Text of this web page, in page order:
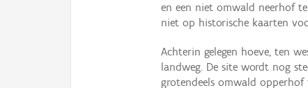
en een niet omwald neerhof
niet op historische kaarten
Achterin gelegen hoeve, ten
landweg. De site wordt nog
grotendeels omwald